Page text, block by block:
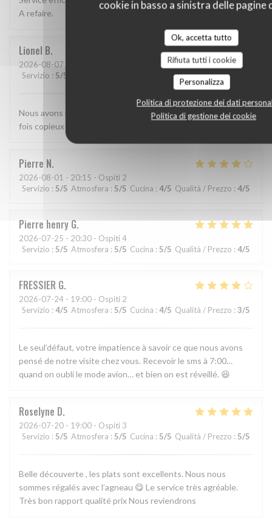
cookie in basso a sinistra delle pagine
Ok, accetta tutto
Rifiuta tutti i cookie
Personalizza
Politica di protezione dei dati
Politica di gestione dei cookie
A refaire.
Lionel B
2026-08-07
Servizio : 5/5 Qualità / Prezzo
Nous avons passé un excellent moment. Les plats étaient à la
fois copieux et de très bonne qualité
Pierre N
2026-08-01 - 20:15 - Ospiti 2
Servizio : 5/5 Atmosfera : 5/5 Cucina : 4/5 Qualità / Prezzo : 4/5
Pierre henry G
2026-07-25 - 20:30 - Ospiti 4
Servizio : 5/5 Atmosfera : 5/5 Cucina : 5/5 Qualità / Prezzo : 4/5
FRESSIER G
2026-07-24 - 19:00 - Ospiti 2
Servizio : 4/5 Atmosfera : 5/5 Cucina : 4/5 Qualità / Prezzo : 3/5
Le seul’défaut, votre impatience à savoir ce que nous avons
pensé de notre visite chez vous. Recevoir le sms à 7:00…
quand on oubli le mode avion… et bien on est réveillé. 😆
Roselyne D
2026-07-20 - 19:00 - Ospiti 3
Servizio : 5/5 Atmosfera : 5/5 Cucina : 5/5 Qualità / Prezzo : 5/5
Belle découverte , les plats sont excellents. Nous nous
sommes régalés avec l’agneau 😋 Le service très agréable.
Très bon rapport qualité prix Nous reviendrons